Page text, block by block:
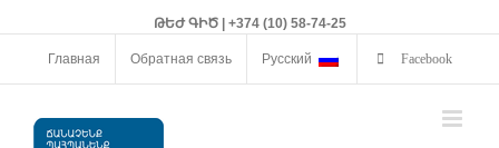
ԹԵԺ ԳԻԾ | +374 (10) 58-74-25
Главная Обратная связь Русский Facebook